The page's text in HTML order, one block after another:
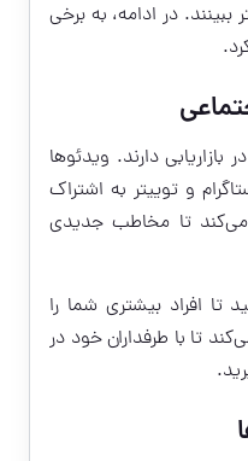
در ادامه، به برخی
دارند. ویدئوها
و توییتر به اشتراک
می‌کند تا مخاطب جدیدی
تا افراد بیشتری شما را
تا با طرفداران خود در